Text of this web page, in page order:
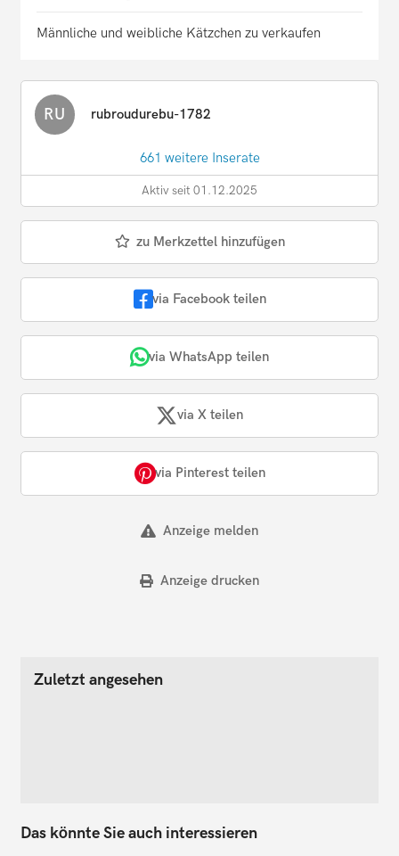
Männliche und weibliche Kätzchen zu verkaufen
RU rubroudurebu-1782
661 weitere Inserate
Aktiv seit 01.12.2025
zu Merkzettel hinzufügen
via Facebook teilen
via WhatsApp teilen
via X teilen
via Pinterest teilen
Anzeige melden
Anzeige drucken
Zuletzt angesehen
Das könnte Sie auch interessieren